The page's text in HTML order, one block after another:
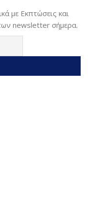
με Εκπτώσεις και
newsletter σήμερα.